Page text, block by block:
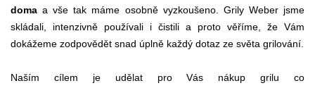
doma a vše tak máme osobně vyzkoušeno. Grily Weber jsme
skládali, intenzivně používali i čistili a proto věříme, že Vám
dokážeme zodpovědět snad úplně každý dotaz ze světa grilování.
Naším cílem je udělat pro Vás nákup grilu co